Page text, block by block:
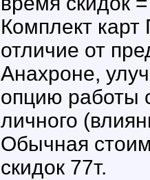
Комплект
отличие от
Анахроне,
опцию работы
личного
Обычная
скидок 77т.